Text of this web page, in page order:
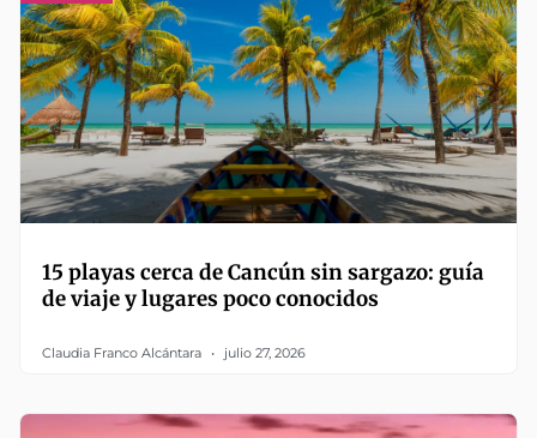
15 playas cerca de Cancún sin sargazo: guía
de viaje y lugares poco conocidos
Claudia Franco Alcántara julio 27, 2026